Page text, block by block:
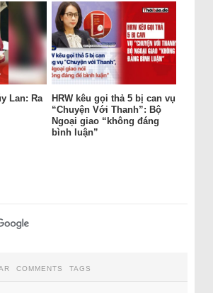
Lan: Ra
HRW kêu gọi thả 5 bị can vụ
“Chuyện Với Thanh”: Bộ
Ngoại giao “không đáng
bình luận”
COMMENTS TAGS